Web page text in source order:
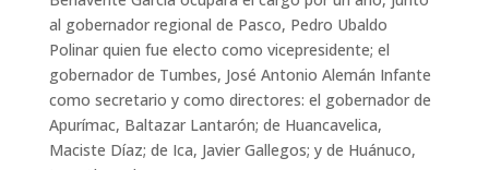
al gobernador regional de Pasco, Pedro Ubaldo
Polinar quien fue electo como vicepresidente; el
gobernador de Tumbes, José Antonio Alemán Infante
como secretario y como directores: el gobernador de
Apurímac, Baltazar Lantarón; de Huancavelica,
Maciste Díaz; de Ica, Javier Gallegos; y de Huánuco,